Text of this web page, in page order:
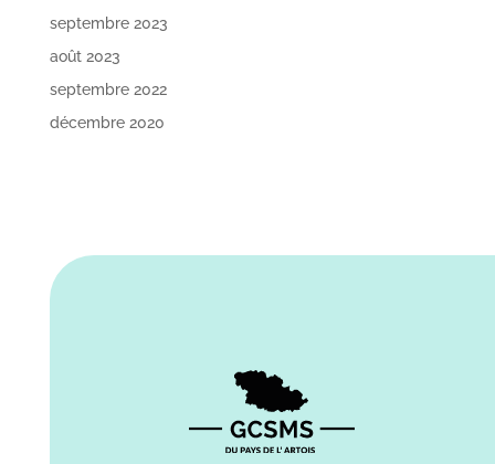
septembre 2023
août 2023
septembre 2022
décembre 2020